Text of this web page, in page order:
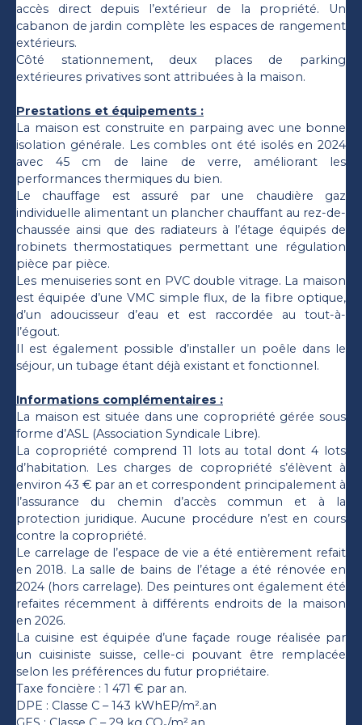
accès direct depuis l’extérieur de la propriété. Un
cabanon de jardin complète les espaces de rangement
extérieurs.
Côté stationnement, deux places de parking
extérieures privatives sont attribuées à la maison.
Prestations et équipements :
La maison est construite en parpaing avec une bonne
isolation générale. Les combles ont été isolés en 2024
avec 45 cm de laine de verre, améliorant les
performances thermiques du bien.
Le chauffage est assuré par une chaudière gaz
individuelle alimentant un plancher chauffant au rez-de-
chaussée ainsi que des radiateurs à l’étage équipés de
robinets thermostatiques permettant une régulation
pièce par pièce.
Les menuiseries sont en PVC double vitrage. La maison
est équipée d’une VMC simple flux, de la fibre optique,
d’un adoucisseur d’eau et est raccordée au tout-à-
l’égout.
Il est également possible d’installer un poêle dans le
séjour, un tubage étant déjà existant et fonctionnel.
Informations complémentaires :
La maison est située dans une copropriété gérée sous
forme d’ASL (Association Syndicale Libre).
La copropriété comprend 11 lots au total dont 4 lots
d’habitation. Les charges de copropriété s’élèvent à
environ 43 € par an et correspondent principalement à
l’assurance du chemin d’accès commun et à la
protection juridique. Aucune procédure n’est en cours
contre la copropriété.
Le carrelage de l’espace de vie a été entièrement refait
en 2018. La salle de bains de l’étage a été rénovée en
2024 (hors carrelage). Des peintures ont également été
refaites récemment à différents endroits de la maison
en 2026.
La cuisine est équipée d’une façade rouge réalisée par
un cuisiniste suisse, celle-ci pouvant être remplacée
selon les préférences du futur propriétaire.
Taxe foncière : 1 471 € par an.
DPE : Classe C – 143 kWhEP/m².an